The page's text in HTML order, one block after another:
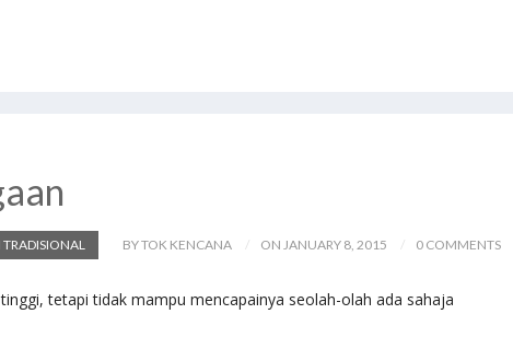
TRADISIONAL BY TOK KENCANA ON JANUARY 8, 2015 0 COMMENTS
tetapi tidak mampu mencapainya seolah-olah ada sahaja